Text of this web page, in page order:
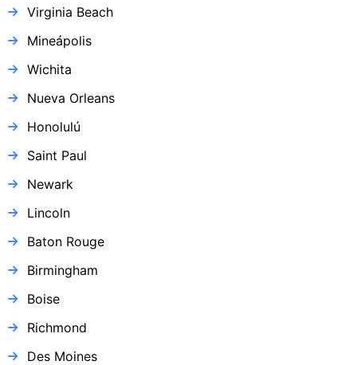
Virginia Beach
Mineápolis
Wichita
Nueva Orleans
Honolulú
Saint Paul
Newark
Lincoln
Baton Rouge
Birmingham
Boise
Richmond
Des Moines